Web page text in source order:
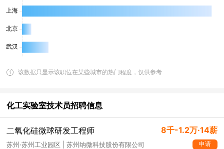
该数据只显示该职位在某些城市的热门程度，仅供参考
化工实验室技术员招聘信息
二氧化硅微球研发工程师 8千-1.2万·14薪
苏州·苏州工业园区 | 苏州纳微科技股份有限公司 申请